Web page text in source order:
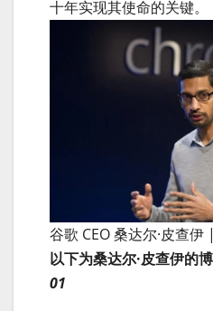
十年实现其使命的关键。
谷歌 CEO 桑达尔·皮查
以下为桑达尔·皮查伊的
01